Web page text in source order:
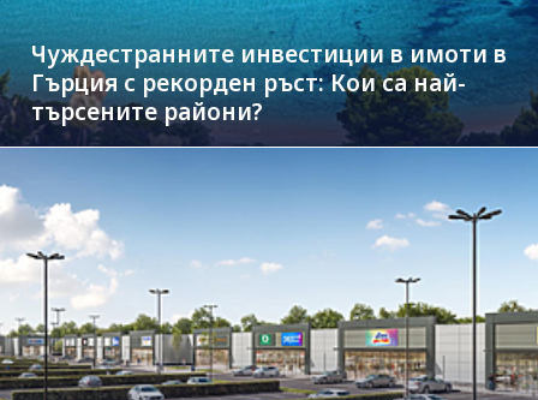
Чуждестранните инвестиции в имоти в
Гърция с рекорден ръст: Кои са най-
търсените райони?